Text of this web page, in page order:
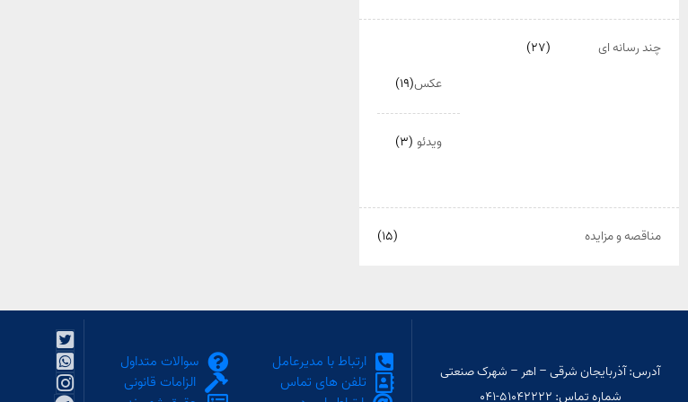
چند رسانه ای
(۲۷)
عکس(۱۹)
ویدئو (۳)
مناقصه و مزایده (۱۵)
آدرس: آذربایجان شرقی – اهر – شهرک صنعتی
شماره تماس: ۵۱۰۴۲۲۲۲-۰۴۱
ارتباط با مدیرعامل
تلفن های تماس
سوالات متداول
الزامات قانونی